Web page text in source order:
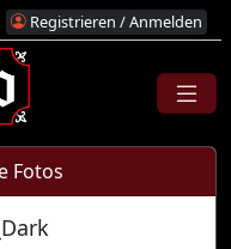
Registrieren / Anmelden
Fotos